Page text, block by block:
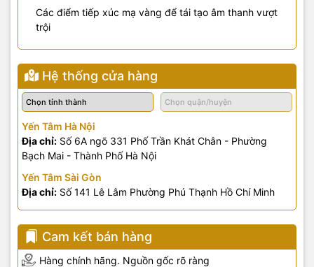
Các điểm tiếp xúc mạ vàng để tái tạo âm thanh vượt
trội
Hệ thống cửa hàng
Yến Tâm Hà Nội
Địa chỉ: Số 6A ngõ 331 Phố Trần Khát Chân - Phường
Bạch Mai - Thành Phố Hà Nội
Yến Tâm Sài Gòn
Địa chỉ: Số 141 Lê Lâm Phường Phú Thạnh Hồ Chí Minh
Cam kết bán hàng
Hàng chính hãng. Nguồn gốc rõ ràng